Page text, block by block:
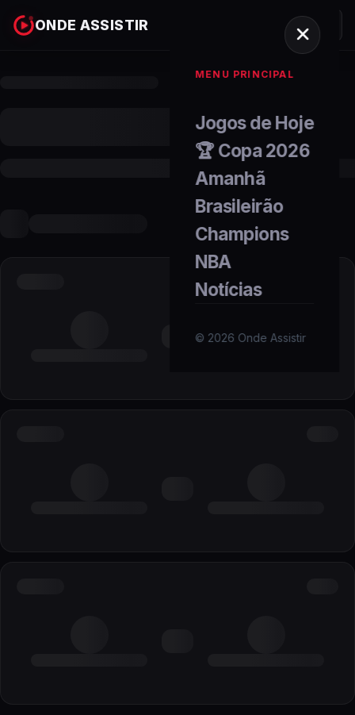
ONDE ASSISTIR
MENU PRINCIPAL
Jogos de Hoje
🏆 Copa 2026
Amanhã
Brasileirão
Champions
NBA
Notícias
© 2026 Onde Assistir